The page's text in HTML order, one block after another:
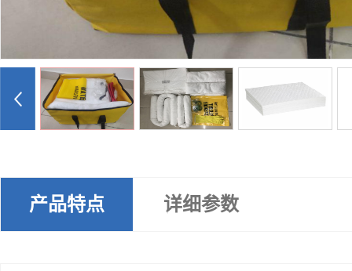
产品特点 详细参数